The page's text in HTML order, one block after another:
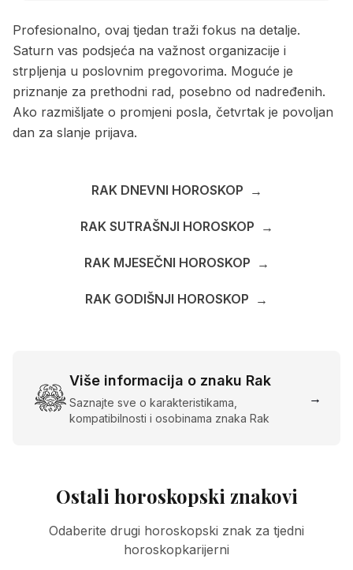
Profesionalno, ovaj tjedan traži fokus na detalje.
Saturn vas podsjeća na važnost organizacije i
strpljenja u poslovnim pregovorima. Moguće je
priznanje za prethodni rad, posebno od nadređenih.
Ako razmišljate o promjeni posla, četvrtak je povoljan
dan za slanje prijava.
RAK DNEVNI HOROSKOP →
RAK SUTRAŠNJI HOROSKOP →
RAK MJESEČNI HOROSKOP →
RAK GODIŠNJI HOROSKOP →
Više informacija o znaku Rak
Saznajte sve o karakteristikama,
kompatibilnosti i osobinama znaka Rak
→
Ostali horoskopski znakovi
Odaberite drugi horoskopski znak za tjedni
horoskopkarijerni